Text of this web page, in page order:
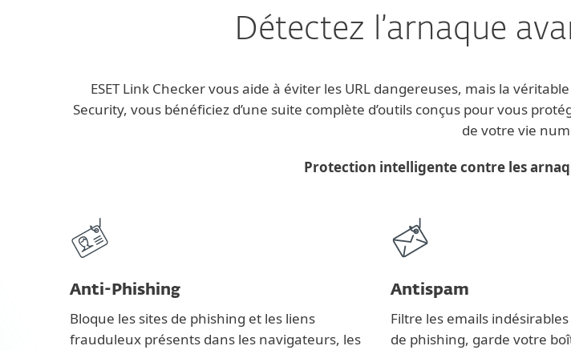
Détectez l’arnaque
ESET Link Checker vous aide à éviter les URL dangereuses, mais la
Security, vous bénéficiez d’une suite complète d’outils conçus pour vous
de votre vie
Protection intelligente contre les
Anti-Phishing
Bloque les sites de phishing et les liens
frauduleux présents dans les navigateurs, les
Antispam
Filtre les emails
de phishing, garde votre